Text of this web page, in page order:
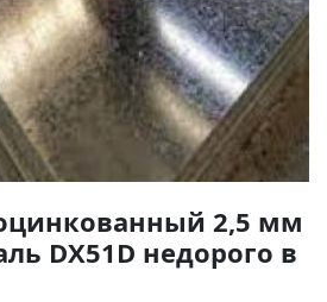
2,5 мм
DX51D недорого в